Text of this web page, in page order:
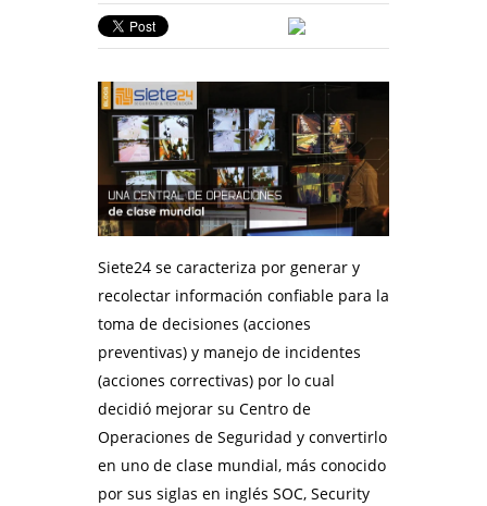
Siete24 se caracteriza por generar y
recolectar información confiable para la
toma de decisiones (acciones
preventivas) y manejo de incidentes
(acciones correctivas) por lo cual
decidió mejorar su Centro de
Operaciones de Seguridad y convertirlo
en uno de clase mundial, más conocido
por sus siglas en inglés SOC, Security